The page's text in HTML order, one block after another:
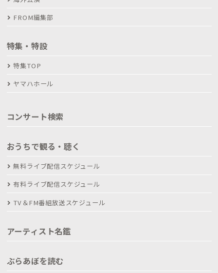
FROM編集部
特集・特設
特集TOP
ヤマハホール
コンサート検索
おうちで観る・聴く
無料ライブ配信スケジュール
有料ライブ配信スケジュール
TV＆FM番組放送スケジュール
アーティスト名鑑
ぶらあぼを読む